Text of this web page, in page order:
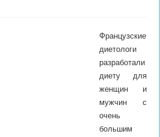
Французские
диетологи
разработали
диету для
женщин и
мужчин с
очень
большим